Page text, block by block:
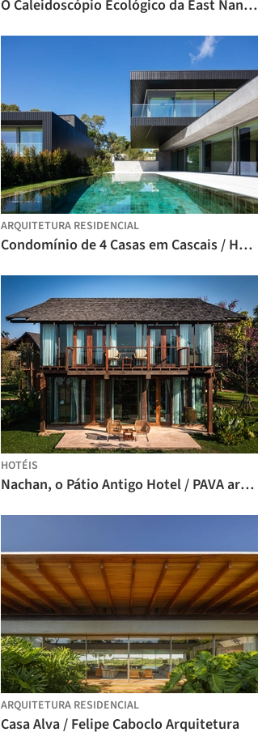
O Caleidoscópio Ecológico da East Nanjing Road: A Renascença da Century Square / EMBT + TJAD
ARQUITETURA RESIDENCIAL
Condomínio de 4 Casas em Cascais / Humberto Conde Arquitectos
HOTÉIS
Nachan, o Pátio Antigo Hotel / PAVA architects
ARQUITETURA RESIDENCIAL
Casa Alva / Felipe Caboclo Arquitetura